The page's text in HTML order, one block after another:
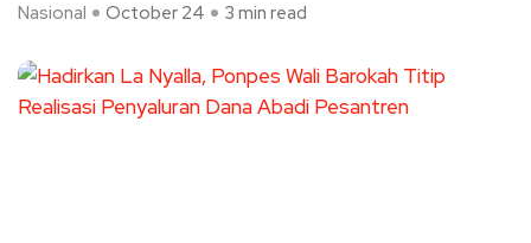
Nasional
October 24 3 min read